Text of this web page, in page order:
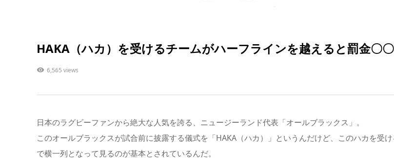
HAKA（ハカ）を受けるチームがハーフラインを越えると罰金〇
6,565 views
日本のラグビーファンから絶大な人気を誇る、ニュージーランド代表「オールブラックス」。
このオールブラックスが試合前に披露する儀式を「HAKA（ハカ）」というんだけど、このハカを受
で横一列となって見るのが基本とされているんだ。